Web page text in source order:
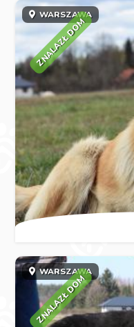
WARSZAWA
ZNALAZŁ DOM
WARSZAWA
ZNALAZŁ DOM